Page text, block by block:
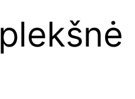
plekšnė